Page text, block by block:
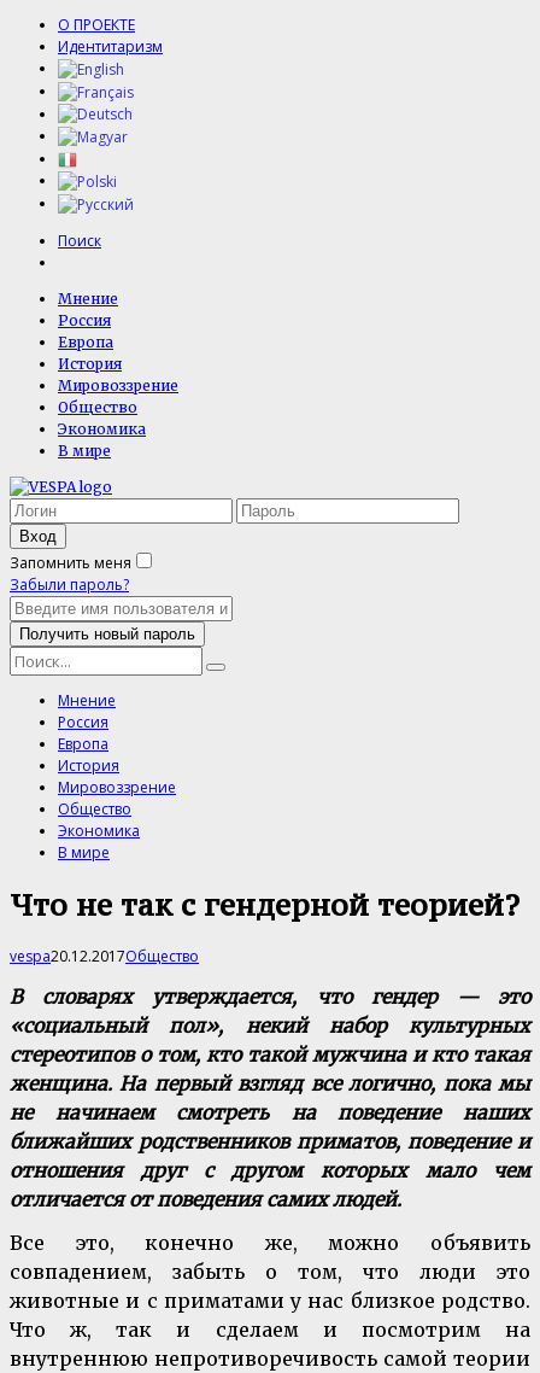
О ПРОЕКТЕ
Идентитаризм
Поиск
Мнение
Россия
Европа
История
Мировоззрение
Общество
Экономика
В мире
Запомнить меня
Забыли пароль?
Мнение
Россия
Европа
История
Мировоззрение
Общество
Экономика
В мире
Что не так с гендерной теорией?
vespa20.12.2017Общество
В словарях утверждается, что гендер — это
«социальный пол», некий набор культурных
стереотипов о том, кто такой мужчина и кто такая
женщина. На первый взгляд все логично, пока мы
не начинаем смотреть на поведение наших
ближайших родственников приматов, поведение и
отношения друг с другом которых мало чем
отличается от поведения самих людей.
Все это, конечно же, можно объявить
совпадением, забыть о том, что люди это
животные и с приматами у нас близкое родство.
Что ж, так и сделаем и посмотрим на
внутреннюю непротиворечивость самой теории